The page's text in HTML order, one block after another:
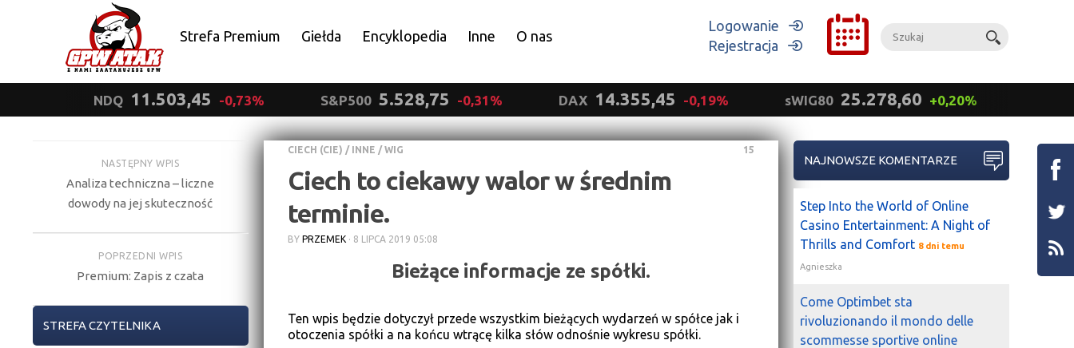
Strefa Premium Giełda Encyklopedia Inne O nas
Logowanie
Rejestracja
NDQ 11.503,45 -0,73% S&P500 5.528,75 -0,31% DAX 14.355,45 -0,19% sWIG80 25.278,60 +0,20%
CIECH (CIE) / INNE / WIG 15
Ciech to ciekawy walor w średnim
terminie.
BY PRZEMEK · 8 LIPCA 2019 05:08
Bieżące informacje ze spółki.
Ten wpis będzie dotyczył przede wszystkim bieżących wydarzeń w spółce jak i
otoczenia spółki a na końcu wtrącę kilka słów odnośnie wykresu spółki.
NASTĘPNY WPIS
Analiza techniczna – liczne
dowody na jej skuteczność
POPRZEDNI WPIS
Premium: Zapis z czata
STREFA CZYTELNIKA
NAJNOWSZE KOMENTARZE
Step Into the World of Online
Casino Entertainment: A Night of
Thrills and Comfort 8 dni temu
Agnieszka
Come Optimbet sta
rivoluzionando il mondo delle
scommesse sportive online